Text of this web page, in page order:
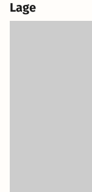
Lage